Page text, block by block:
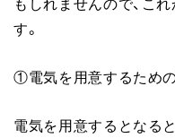
す。
①電気を用意するため
電気を用意するとなる